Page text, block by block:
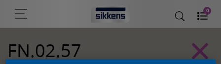
0
FN.02.57